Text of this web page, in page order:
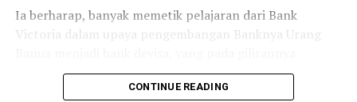
yang baik serta program yang mendorong masyarakat
untuk mulai mempersiapkan ibadah haji sejak dini.
dan membawa saya menuju kesempatan menunaikan
ibadah haji pada waktu yang telah Allah tetapkan.
Ia berharap, banyak memetik pelajaran dari Bank
Victoria dalam upaya pengembangan Banknya Urang
kemanfaatannya bagi pembangunan daerah dan
CONTINUE READING